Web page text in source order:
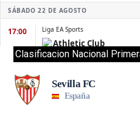
Clasificacion Nacional